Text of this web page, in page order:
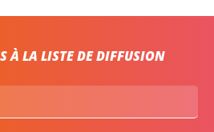
À LA LISTE DE DIFFUSION